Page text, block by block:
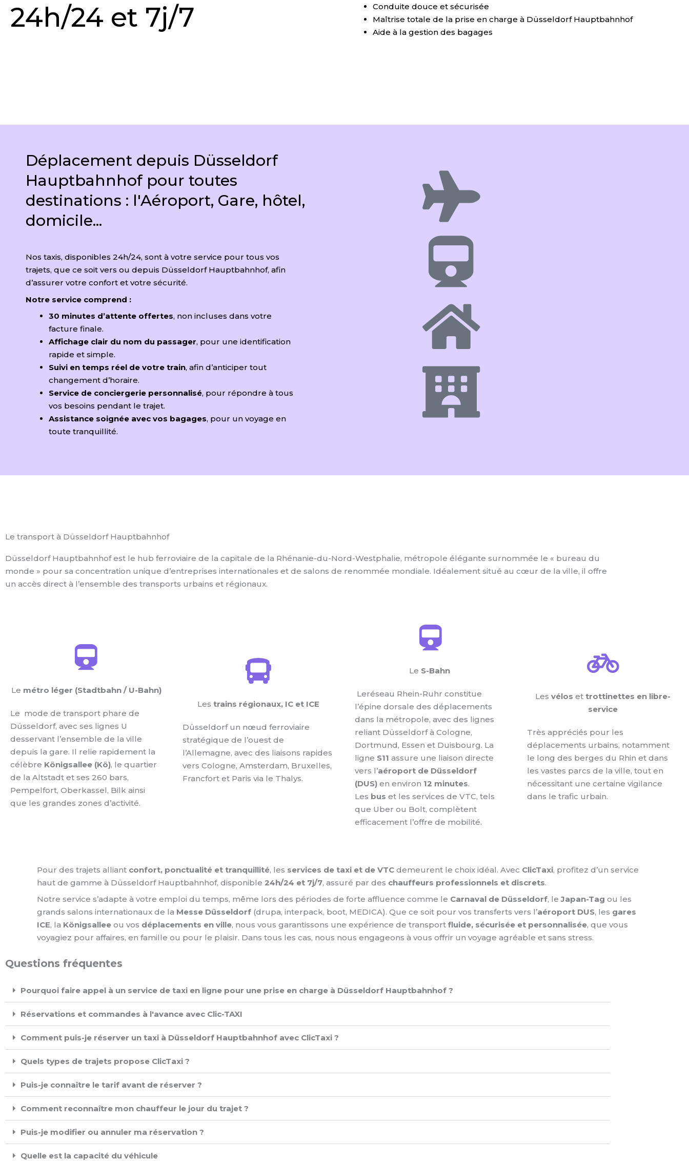
24h/24 et 7j/7
Conduite douce et sécurisée
Maîtrise totale de la prise en charge à Düsseldorf Hauptbahnhof
Aide à la gestion des bagages
Déplacement depuis Düsseldorf
Hauptbahnhof pour toutes
destinations : l'Aéroport, Gare, hôtel,
domicile...
Nos taxis, disponibles 24h/24, sont à votre service pour tous vos
trajets, que ce soit vers ou depuis Düsseldorf Hauptbahnhof, afin
d’assurer votre confort et votre sécurité.
Notre service comprend :
30 minutes d’attente offertes, non incluses dans votre
facture finale.
Affichage clair du nom du passager, pour une identification
rapide et simple.
Suivi en temps réel de votre train, afin d’anticiper tout
changement d’horaire.
Service de conciergerie personnalisé, pour répondre à tous
vos besoins pendant le trajet.
Assistance soignée avec vos bagages, pour un voyage en
toute tranquillité.
Le transport à Düsseldorf Hauptbahnhof
Düsseldorf Hauptbahnhof est le hub ferroviaire de la capitale de la Rhénanie-du-Nord-Westphalie, métropole élégante surnommée le « bureau du
monde » pour sa concentration unique d’entreprises internationales et de salons de renommée mondiale. Idéalement situé au cœur de la ville, il offre
un accès direct à l’ensemble des transports urbains et régionaux.
Le métro léger (Stadtbahn / U-Bahn)
Le mode de transport phare de
Düsseldorf, avec ses lignes U
desservant l’ensemble de la ville
depuis la gare. Il relie rapidement la
célèbre Königsallee (Kö), le quartier
de la Altstadt et ses 260 bars,
Pempelfort, Oberkassel, Bilk ainsi
que les grandes zones d’activité.
Les trains régionaux, IC et ICE
Düsseldorf un nœud ferroviaire
stratégique de l’ouest de
l’Allemagne, avec des liaisons rapides
vers Cologne, Amsterdam, Bruxelles,
Francfort et Paris via le Thalys.
Le S-Bahn
Leréseau Rhein-Ruhr constitue
l’épine dorsale des déplacements
dans la métropole, avec des lignes
reliant Düsseldorf à Cologne,
Dortmund, Essen et Duisbourg. La
ligne S11 assure une liaison directe
vers l’aéroport de Düsseldorf
(DUS) en environ 12 minutes.
Les bus et les services de VTC, tels
que Uber ou Bolt, complètent
efficacement l’offre de mobilité.
Les vélos et trottinettes en libre-
service
Très appréciés pour les
déplacements urbains, notamment
le long des berges du Rhin et dans
les vastes parcs de la ville, tout en
nécessitant une certaine vigilance
dans le trafic urbain.
Pour des trajets alliant confort, ponctualité et tranquillité, les services de taxi et de VTC demeurent le choix idéal. Avec ClicTaxi, profitez d’un service
haut de gamme à Düsseldorf Hauptbahnhof, disponible 24h/24 et 7j/7, assuré par des chauffeurs professionnels et discrets.
Notre service s’adapte à votre emploi du temps, même lors des périodes de forte affluence comme le Carnaval de Düsseldorf, leJapan-Tag ou les
grands salons internationaux de la Messe Düsseldorf (drupa, interpack, boot, MEDICA). Que ce soit pour vos transferts vers l’aéroport DUS, les gares
ICE, la Königsallee ou vos déplacements en ville, nous vous garantissons une expérience de transport fluide, sécurisée et personnalisée, que vous
voyagiez pour affaires, en famille ou pour le plaisir. Dans tous les cas, nous nous engageons à vous offrir un voyage agréable et sans stress.
Questions fréquentes
Pourquoi faire appel à un service de taxi en ligne pour une prise en charge à Düsseldorf Hauptbahnhof ?
Réservations et commandes à l'avance avec Clic-TAXI ​
Comment puis-je réserver un taxi à Düsseldorf Hauptbahnhof avec ClicTaxi ?
Quels types de trajets propose ClicTaxi ?
Puis-je connaître le tarif avant de réserver ?
Comment reconnaître mon chauffeur le jour du trajet ?
Puis-je modifier ou annuler ma réservation ?
Quelle est la capacité du véhicule